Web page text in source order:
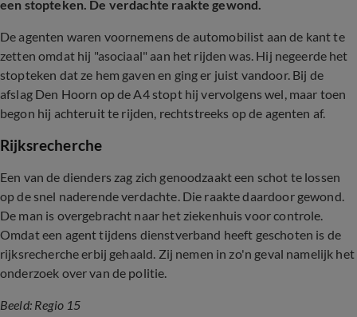
een stopteken. De verdachte raakte gewond.
De agenten waren voornemens de automobilist aan de kant te
zetten omdat hij "asociaal" aan het rijden was. Hij negeerde het
stopteken dat ze hem gaven en ging er juist vandoor. Bij de
afslag Den Hoorn op de A4 stopt hij vervolgens wel, maar toen
begon hij achteruit te rijden, rechtstreeks op de agenten af.
Rijksrecherche
Een van de dienders zag zich genoodzaakt een schot te lossen
op de snel naderende verdachte. Die raakte daardoor gewond.
De man is overgebracht naar het ziekenhuis voor controle.
Omdat een agent tijdens dienstverband heeft geschoten is de
rijksrecherche erbij gehaald. Zij nemen in zo'n geval namelijk het
onderzoek over van de politie.
Beeld: Regio 15